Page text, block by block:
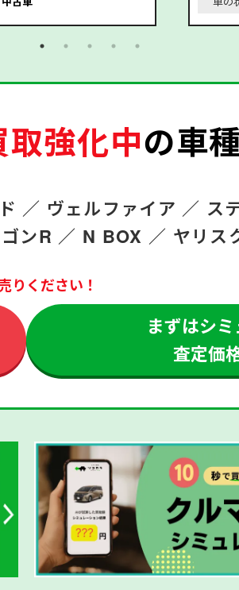
取強化中の車
／ ヴェルファイア ／ ス
ンR ／ N BOX ／ ヤリス
りください！
まずはシ
査定価